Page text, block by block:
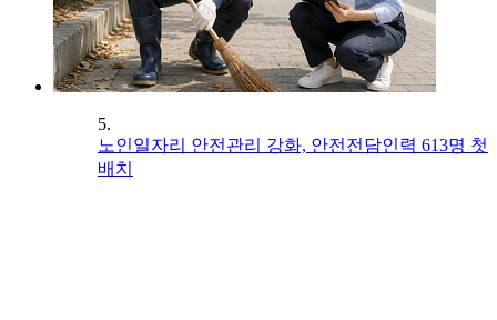
5.
노인일자리 안전관리 강화, 안전전담인력 613명 첫
배치